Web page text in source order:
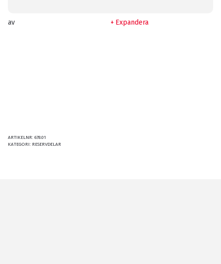
av Expandera
ARTIKELNR: 678.01
KATEGORI: RESERVDELAR